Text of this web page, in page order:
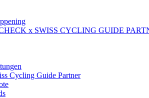
x SWISS CYCLING GUIDE
Cycling Guide Partner